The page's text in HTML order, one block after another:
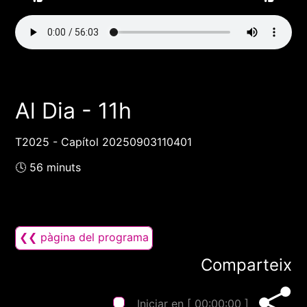
Al Dia - 11h
T2025 - Capítol 20250903110401
🕓 56 minuts
❮❮ pàgina del programa
Comparteix
Iniciar en [ 00:00:00 ]